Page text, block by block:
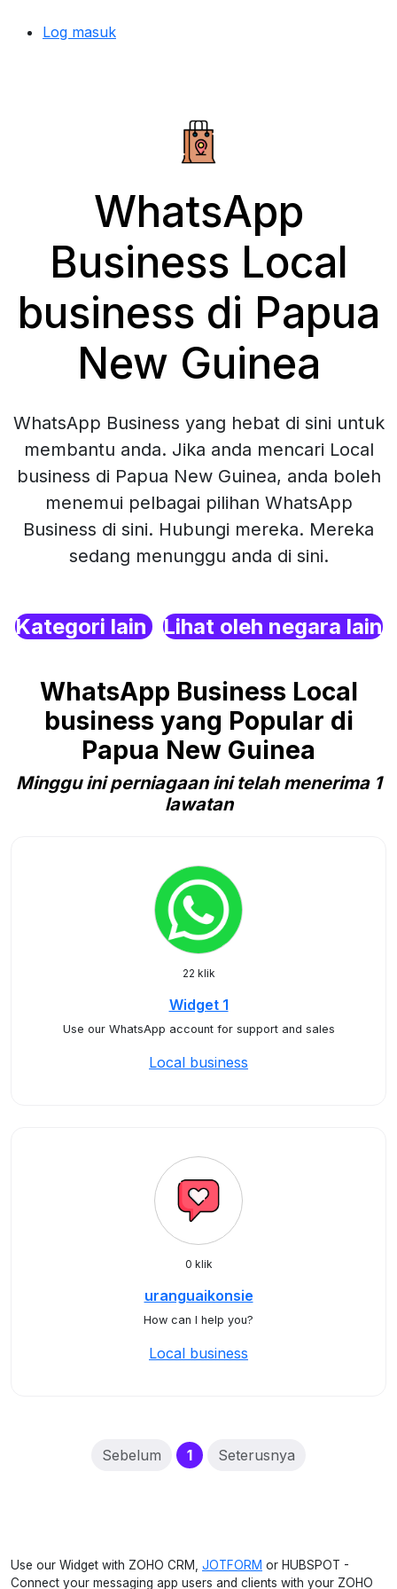
Log masuk
WhatsApp
Business Local
business di Papua
New Guinea
WhatsApp Business yang hebat di sini untuk
membantu anda. Jika anda mencari Local
business di Papua New Guinea, anda boleh
menemui pelbagai pilihan WhatsApp
Business di sini. Hubungi mereka. Mereka
sedang menunggu anda di sini.
Kategori lain Lihat oleh negara lain
WhatsApp Business Local
business yang Popular di
Papua New Guinea
Minggu ini perniagaan ini telah menerima 1
lawatan
22 klik
Widget 1
Use our WhatsApp account for support and sales
Local business
0 klik
uranguaikonsie
How can I help you?
Local business
Sebelum 1(current)
Seterusnya
Use our Widget with ZOHO CRM, JOTFORM or HUBSPOT -
Connect your messaging app users and clients with your ZOHO